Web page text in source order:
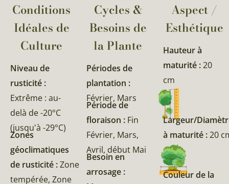
Conditions
Idéales de
Culture
Niveau de
rusticité :
Extrême : au-
delà de -20°C
(jusqu'à -29°C)
Zones
géoclimatiques
de rusticité :Zone
tempérée, Zone
Cycles &
Besoins de
la Plante​
Périodes de
plantation :
Février, Mars
Période de
floraison : Fin
Février, Mars,
Avril, début Mai
Besoin en
arrosage :
Aspect /
Esthétique
Hauteur à
maturité :20
cm
Largeur/
à maturité :20
Couleur de la